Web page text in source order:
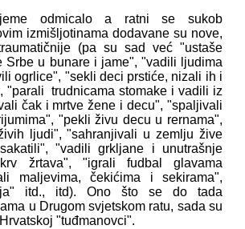
odmicalo a ratni se sukob
izmišljotinama dodavane su nove,
(pa su sad već "ustaše
Srbe u bunare i jame", "vadili ljudima
ogrlice", "sekli deci prstiće, nizali ih i
"parali trudnicama stomake i vadili iz
čak i mrtve žene i decu", "spaljivali
"pekli živu decu u rernama",
ljudi", "sahranjivali u zemlju žive
"vadili grkljane i unutrašnje
žrtava", "igrali fudbal glavama
maljevima, čekićima i sekirama",
itd., itd). Ono što se do tada
u Drugom svjetskom ratu, sada su
"tuđmanovci".